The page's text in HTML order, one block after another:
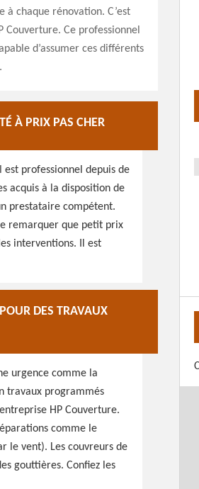
chaque rénovation. C’est
Couverture. Ce professionnel
d’assumer ces différents
À PRIX PAS CHER
est professionnel depuis de
acquis à la disposition de
prestataire compétent.
remarquer que petit prix
interventions. Il est
DES TRAVAUX
urgence comme la
travaux programmés
HP Couverture.
comme le
le vent). Les couvreurs de
gouttières. Confiez les